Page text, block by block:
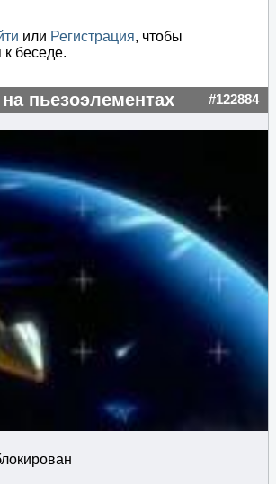
или Регистрация, чтобы
к беседе.
на пьезоэлементах #122884